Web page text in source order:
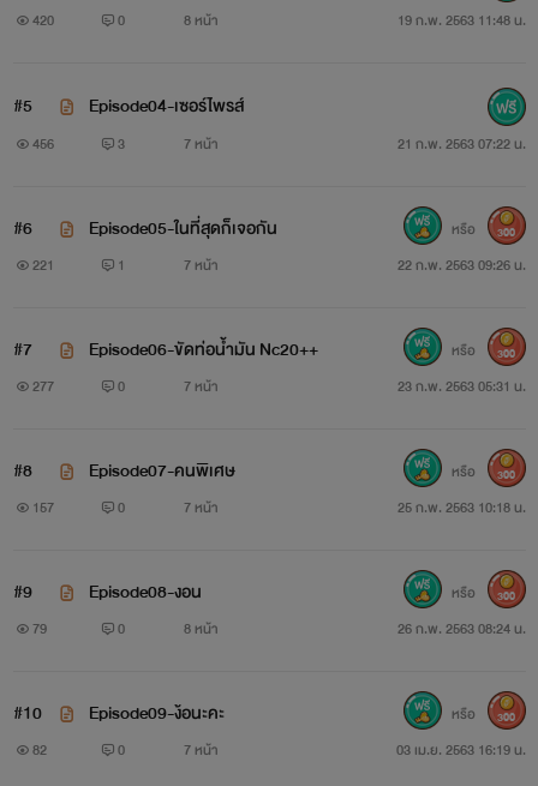
420 0 8 หน้า 19 ก.พ. 2563 11:48 น.
#5 Episode04-เซอร์ไพรส์
456 3 7 หน้า 21 ก.พ. 2563 07:22 น.
#6 Episode05-ในที่สุดก็เจอกัน
221 1 7 หน้า 22 ก.พ. 2563 09:26 น.
หรือ 300
#7 Episode06-ขัดท่อน้ำมัน Nc20++
277 0 7 หน้า 23 ก.พ. 2563 05:31 น.
หรือ 300
#8 Episode07-คนพิเศษ
157 0 7 หน้า 25 ก.พ. 2563 10:18 น.
หรือ 300
#9 Episode08-งอน
79 0 8 หน้า 26 ก.พ. 2563 08:24 น.
หรือ 300
#10 Episode09-ง้อนะคะ
82 0 7 หน้า 03 เม.ย. 2563 16:19 น.
หรือ 300